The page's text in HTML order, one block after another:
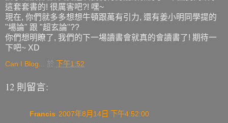
這套套書的! 很厲害吧?! 嘿~
現在, 你們就多多想想牛頓跟萬有引力, 還有姜小明同學提的
"場論" 跟 "超玄論"??
你們想明瞭了, 我們的下一場讀書會就真的會讀書了! 期待一
下吧~ XD
Can I Blog... 於 下午1:52
12 則留言:
Francis 2007年8月14日 下午4:52:00